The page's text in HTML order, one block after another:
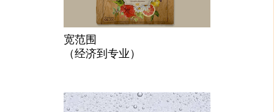
宽范围
（经济到专业）